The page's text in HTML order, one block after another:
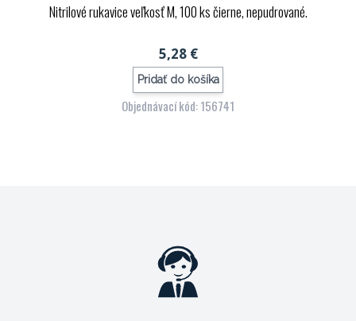
Nitrilové rukavice veľkosť M, 100 ks čierne, nepudrované.
5,28 €
Pridať do košíka
Objednávací kód: 156741